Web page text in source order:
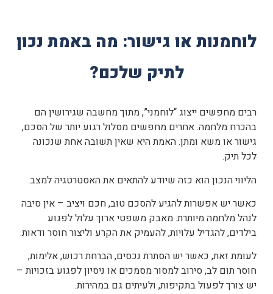
לוחמנות או גישור: מה באמת נכון
לתיק שלכם?
רבים מחפשים ייצוג “לוחמני”, מתוך מחשבה שגירושין הם
בהכרח מלחמה. אחרים מחפשים מסלול רגוע יותר של הסכם,
גישור או משא ומתן. האמת היא שאין תשובה אחת שנכונה
לכל תיק.
הליווי הנכון הוא כזה שיודע להתאים את האסטרטגיה למצב.
כאשר יש אפשרות להגיע להסכם טוב, חכם ויציב – אין סיבה
לנהל מלחמה מיותרת. מאבק משפטי ארוך עלול לפגוע
בילדים, להגדיל עלויות, להעמיק את הקרע וליצור חוסר ודאות.
לעומת זאת, כאשר יש הסתרת נכסים, הברחת רכוש, אלימות,
חוסר תום לב, סירוב למסור מסמכים או ניסיון לפגוע בזכויות –
יש צורך לפעול בתקיפות, ולעיתים גם במהירות.